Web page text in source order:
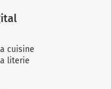
cuisine
literie